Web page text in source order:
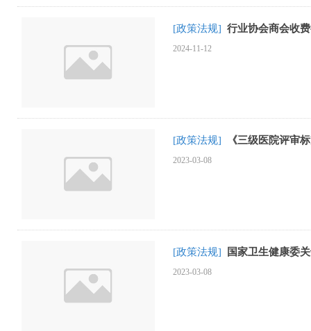
[政策法规] 行业协会商会收
2024-11-12
[政策法规] 《三级医院评审
2023-03-08
[政策法规] 国家卫生健康委
2023-03-08